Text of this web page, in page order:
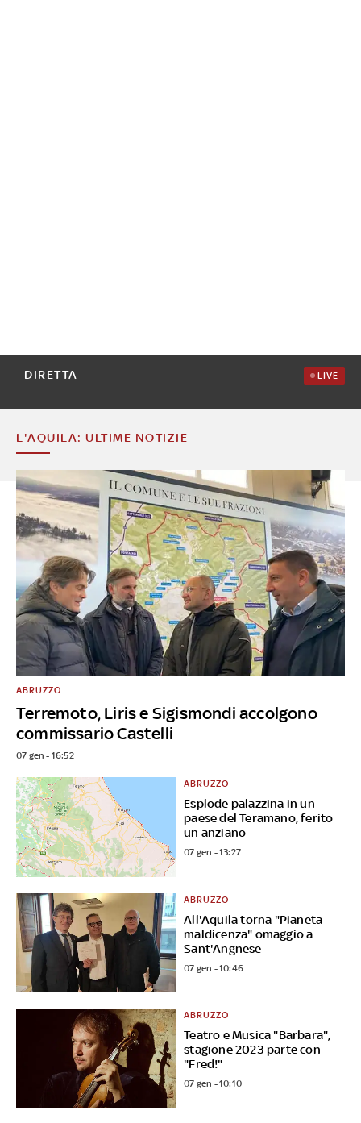
DIRETTA LIVE
L'AQUILA: ULTIME NOTIZIE
Terremoto, Liris e Sigismondi accolgono
commissario Castelli
ABRUZZO
07 gen - 16:52
Esplode palazzina in un
paese del Teramano, ferito
un anziano
ABRUZZO
07 gen - 13:27
All'Aquila torna "Pianeta
maldicenza" omaggio a
Sant'Angnese
ABRUZZO
07 gen - 10:46
Teatro e Musica "Barbara",
stagione 2023 parte con
"Fred!"
ABRUZZO
07 gen - 10:10